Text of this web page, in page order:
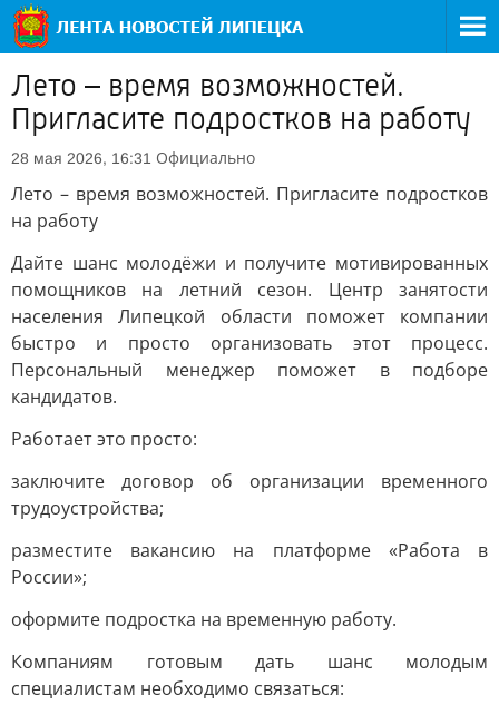
Лето – время возможностей.
Пригласите подростков на работу
28 мая 2026, 16:31 Официально
Лето – время возможностей. Пригласите подростков
на работу
Дайте шанс молодёжи и получите мотивированных
помощников на летний сезон. Центр занятости
населения Липецкой области поможет компании
быстро и просто организовать этот процесс.
Персональный менеджер поможет в подборе
кандидатов.
Работает это просто:
заключите договор об организации временного
трудоустройства;
разместите вакансию на платформе «Работа в
России»;
оформите подростка на временную работу.
Компаниям готовым дать шанс молодым
специалистам необходимо связаться: